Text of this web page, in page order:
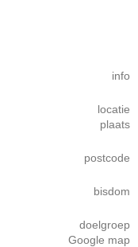
info
locatie
plaats
postcode
bisdom
doelgroep
Google map